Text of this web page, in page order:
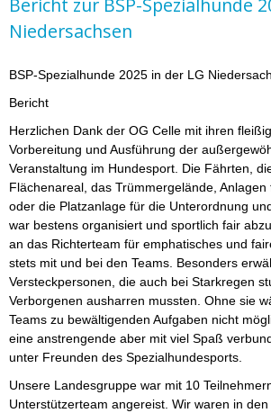
Niedersachsen
BSP-Spezialhunde 2025 in der LG
Bericht
Herzlichen Dank der OG Celle mit ihren
Vorbereitung und Ausführung der
Veranstaltung im Hundesport. Die Fährten,
Flächenareal, das Trümmergelände,
oder die Platzanlage für die Unterordnung
war bestens organisiert und sportlich fair
an das Richterteam für emphatisches und
stets mit und bei den Teams. Besonders
Versteckpersonen, die auch bei Starkregen
Verborgenen ausharren mussten. Ohne sie
Teams zu bewältigenden Aufgaben nicht
eine anstrengende aber mit viel Spaß
unter Freunden des Spezialhundesports.
Unsere Landesgruppe war mit 10
Unterstützerteam angereist. Wir waren in